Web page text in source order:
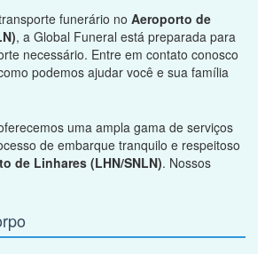
funerário no Aeroporto de
, a Global Funeral está preparada para
necessário. Entre em contato conosco
podemos ajudar você e sua família
uma ampla gama de serviços
de embarque tranquilo e respeitoso
de Linhares (LHN/SNLN). Nossos